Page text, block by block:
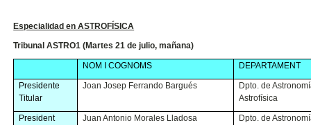
Especialidad en ASTROFÍSICA
Tribunal ASTRO1 (Martes 21 de julio, mañana)
NOM I COGNOMS DEPARTAMENT
Presidente
Titular
Joan Josep Ferrando Bargués
Dpto. de
Astrofísica
President
Juan Antonio Morales Lladosa
Dpto. de